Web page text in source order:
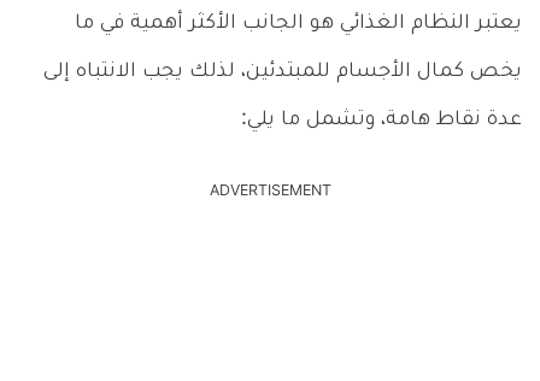
يعتبر النظام الغذائي هو الجانب الأكثر أهمية في ما
يخص كمال الأجسام للمبتدئين، لذلك يجب الانتباه إلى
عدة نقاط هامة، وتشمل ما يلي:
ADVERTISEMENT